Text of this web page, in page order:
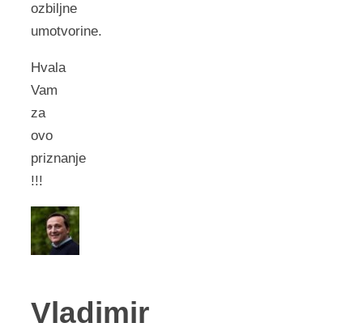
ozbiljne
umotvorine.
Hvala
Vam
za
ovo
priznanje
!!!
Vladimir